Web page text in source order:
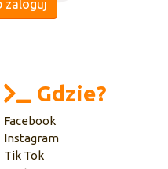
zaloguj
Gdzie?
Facebook
Instagram
Tik Tok